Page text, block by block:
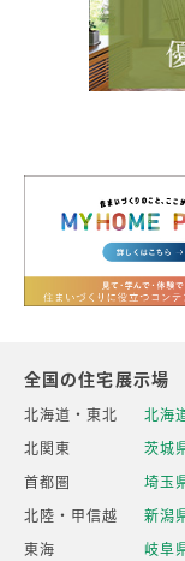
全国の住宅展示場
北海道・東北 北海
北関東
茨城
首都圏
埼玉
北陸・甲信越
新潟
東海
岐阜